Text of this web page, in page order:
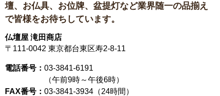
壇、お仏具、お位牌、盆提灯など業界随一の品揃え
で皆様をお待ちしています。
仏壇屋 滝田商店
〒111-0042 東京都台東区寿2-8-11
電話番号： 03-3841-6191
（午前9時～午後6時）
FAX番号： 03-3841-3934（24時間）